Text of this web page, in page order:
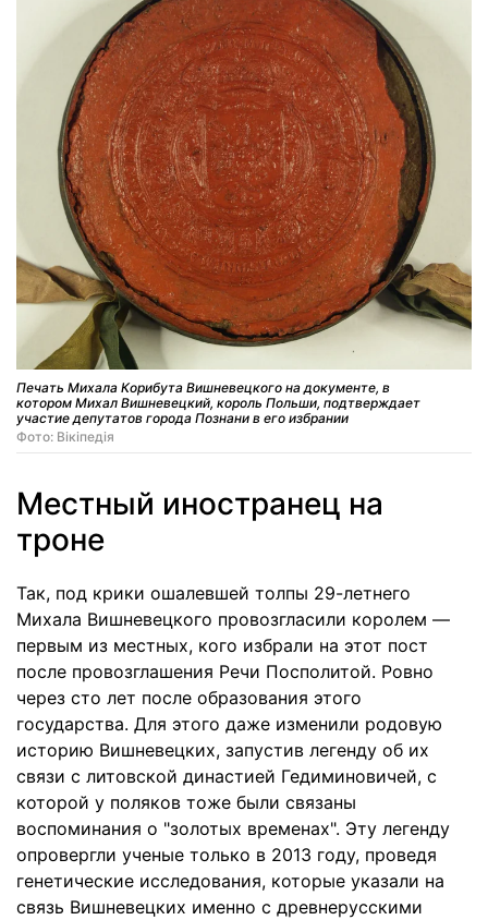
Печать Михала Корибута Вишневецкого на документе, в
котором Михал Вишневецкий, король Польши, подтверждает
участие депутатов города Познани в его избрании
Фото: Вікіпедія
Местный иностранец на
троне
Так, под крики ошалевшей толпы 29-летнего
Михала Вишневецкого провозгласили королем —
первым из местных, кого избрали на этот пост
после провозглашения Речи Посполитой. Ровно
через сто лет после образования этого
государства. Для этого даже изменили родовую
историю Вишневецких, запустив легенду об их
связи с литовской династией Гедиминовичей, с
которой у поляков тоже были связаны
воспоминания о "золотых временах". Эту легенду
опровергли ученые только в 2013 году, проведя
генетические исследования, которые указали на
связь Вишневецких именно с древнерусскими